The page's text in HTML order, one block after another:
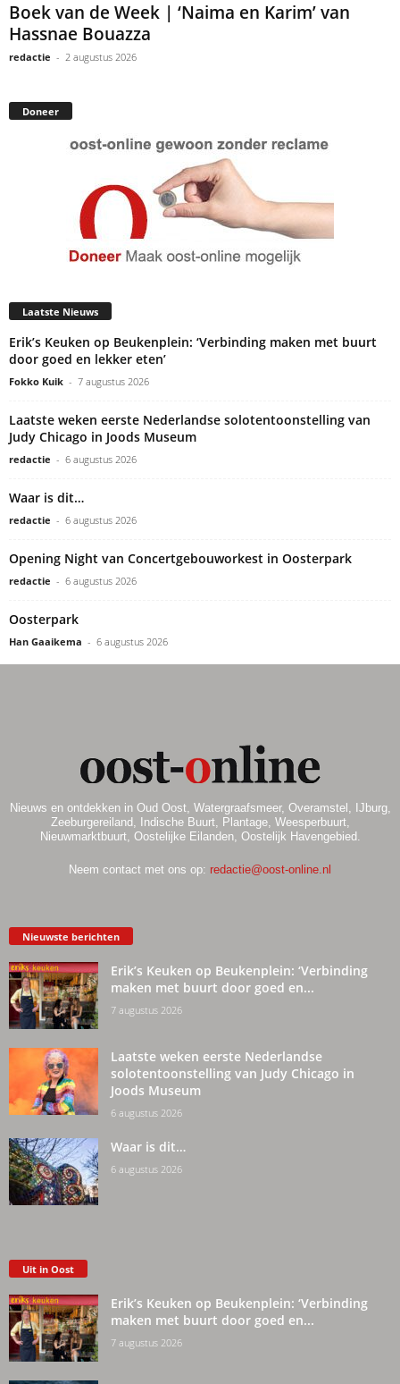
Boek van de Week | ‘Naima en Karim’ van
Hassnae Bouazza
redactie - 2 augustus 2026
Doneer
Laatste Nieuws
Erik’s Keuken op Beukenplein: ‘Verbinding maken met buurt
door goed en lekker eten’
Fokko Kuik - 7 augustus 2026
Laatste weken eerste Nederlandse solotentoonstelling van
Judy Chicago in Joods Museum
redactie - 6 augustus 2026
Waar is dit…
redactie - 6 augustus 2026
Opening Night van Concertgebouworkest in Oosterpark
redactie - 6 augustus 2026
Oosterpark
Han Gaaikema - 6 augustus 2026
Nieuws en ontdekken in Oud Oost, Watergraafsmeer, Overamstel, IJburg,
Zeeburgereiland, Indische Buurt, Plantage, Weesperbuurt,
Nieuwmarktbuurt, Oostelijke Eilanden, Oostelijk Havengebied.
Neem contact met ons op: redactie@oost-online.nl
Nieuwste berichten
Erik’s Keuken op Beukenplein: ‘Verbinding
maken met buurt door goed en...
7 augustus 2026
Laatste weken eerste Nederlandse
solotentoonstelling van Judy Chicago in
Joods Museum
6 augustus 2026
Waar is dit…
6 augustus 2026
Uit in Oost
Erik’s Keuken op Beukenplein: ‘Verbinding
maken met buurt door goed en...
7 augustus 2026